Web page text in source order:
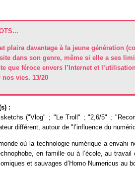
plaira davantage à la jeune génération
dans son genre, même si elle a ses
que féroce envers l’Internet et
vies. 13/20
:
("Vlog" ; "Le Troll" ; "2,6/5" ;
différent, autour de "l’influence du
où la technologie numérique a envahi
en famille ou à l’école, au
et sauvages d’Homo Numericus au